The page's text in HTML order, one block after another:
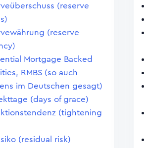
(reserve
(reserve
Mortgage Backed
RMBS (so auch
im Deutschen gesagt)
(days of grace)
(tightening
(residual risk)